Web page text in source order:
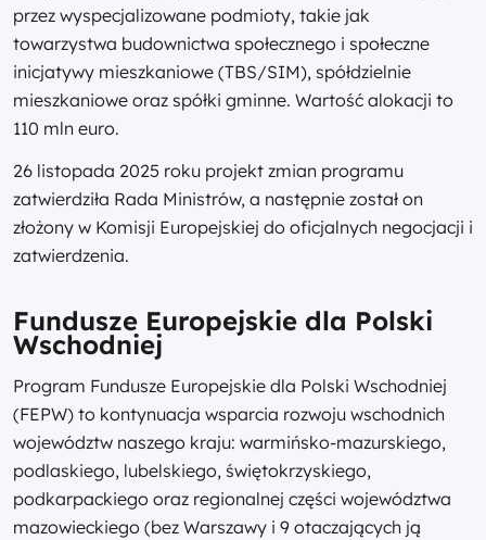
przez wyspecjalizowane podmioty, takie jak
towarzystwa budownictwa społecznego i społeczne
inicjatywy mieszkaniowe (TBS/SIM), spółdzielnie
mieszkaniowe oraz spółki gminne. Wartość alokacji to
110 mln euro.
26 listopada 2025 roku projekt zmian programu
zatwierdziła Rada Ministrów, a następnie został on
złożony w Komisji Europejskiej do oficjalnych negocjacji i
zatwierdzenia.
Fundusze Europejskie dla Polski
Wschodniej
Program Fundusze Europejskie dla Polski Wschodniej
(FEPW) to kontynuacja wsparcia rozwoju wschodnich
województw naszego kraju: warmińsko-mazurskiego,
podlaskiego, lubelskiego, świętokrzyskiego,
podkarpackiego oraz regionalnej części województwa
mazowieckiego (bez Warszawy i 9 otaczających ją